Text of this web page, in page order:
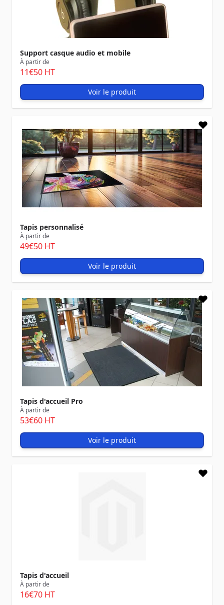
Support casque audio et mobile
À partir de
11€50 HT
Voir le produit
Tapis personnalisé
À partir de
49€50 HT
Voir le produit
Tapis d'accueil Pro
À partir de
53€60 HT
Voir le produit
Tapis d'accueil
À partir de
16€70 HT